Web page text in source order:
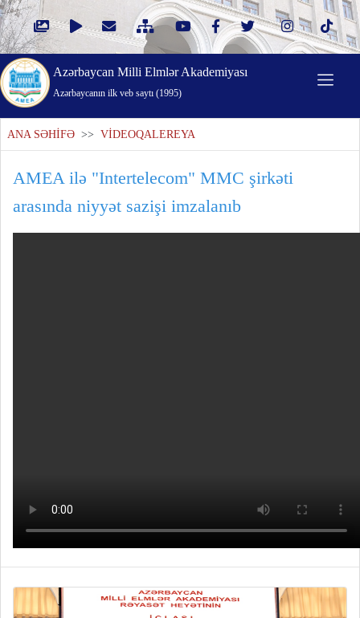
Azərbaycan Milli Elmlər Akademiyası
Azərbaycanın ilk veb saytı (1995)
ANA SƏHİFƏ >> VİDEOQALEREYA
AMEA ilə "Intertelecom" MMC şirkəti
arasında niyyət sazişi imzalanıb